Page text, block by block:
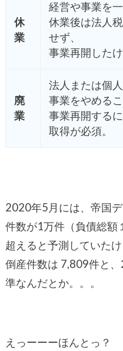
休
業
経営や事業を
休業後は法人
せず、
事業再開した
廃
業
法人または個
事業をやめるこ
事業再開する
取得が必須。
2020年5月には、帝国
件数が1万件（負債総額
超えると予測していた
倒産件数は 7,809件と
準なんだとか。。。
えっーーーほんとっ？